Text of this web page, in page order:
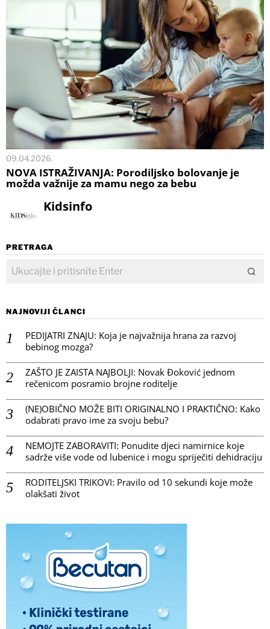
09.04.2026.
NOVA ISTRAŽIVANJA: Porodiljsko bolovanje je
možda važnije za mamu nego za bebu
Kidsinfo
PRETRAGA
NAJNOVIJI ČLANCI
PEDIJATRI ZNAJU: Koja je najvažnija hrana za razvoj
bebinog mozga?
ZAŠTO JE ZAISTA NAJBOLJI: Novak Đoković jednom
rečenicom posramio brojne roditelje
(NE)OBIČNO MOŽE BITI ORIGINALNO I PRAKTIČNO: Kako
odabrati pravo ime za svoju bebu?
NEMOJTE ZABORAVITI: Ponudite djeci namirnice koje
sadrže više vode od lubenice i mogu spriječiti dehidraciju
RODITELJSKI TRIKOVI: Pravilo od 10 sekundi koje može
olakšati život